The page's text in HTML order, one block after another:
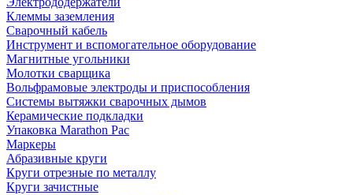
Клеммы заземления
Сварочный кабель
Инструмент и вспомогательное оборудование
Магнитные угольники
Молотки сварщика
Вольфрамовые электроды и приспособления
Системы вытяжки сварочных дымов
Керамические подкладки
Упаковка Marathon Pac
Маркеры
Абразивные круги
Круги отрезные по металлу
Круги зачистные